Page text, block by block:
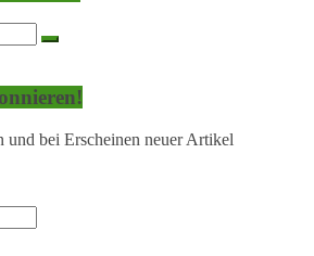
und bei Erscheinen neuer Artikel